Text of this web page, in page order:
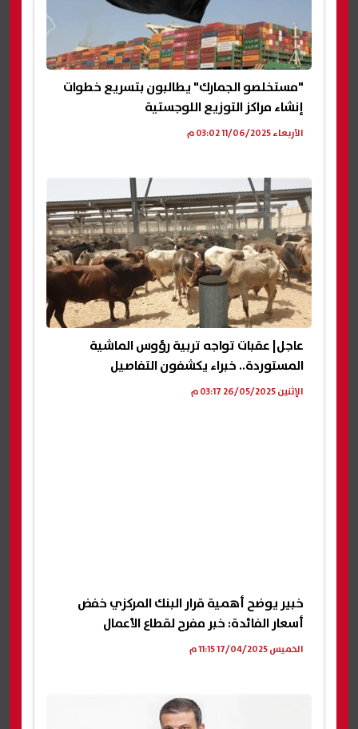
"مستخلصو الجمارك" يطالبون بتسريع خطوات
إنشاء مراكز التوزيع اللوجستية
الأربعاء 11/06/2025 03:02 م
عاجل| عقبات تواجه تربية رؤوس الماشية
المستوردة.. خبراء يكشفون التفاصيل
الإثنين 26/05/2025 03:17 م
خبير يوضح أهمية قرار البنك المركزي خفض
أسعار الفائدة: خبر مفرح لقطاع الأعمال
الخميس 17/04/2025 11:15 م